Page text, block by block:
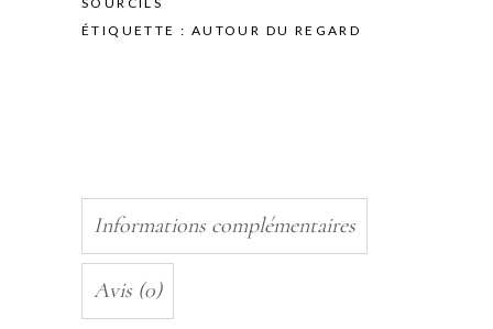
ÉTIQUETTE : AUTOUR DU REGARD
Informations complémentaires
Avis (0)